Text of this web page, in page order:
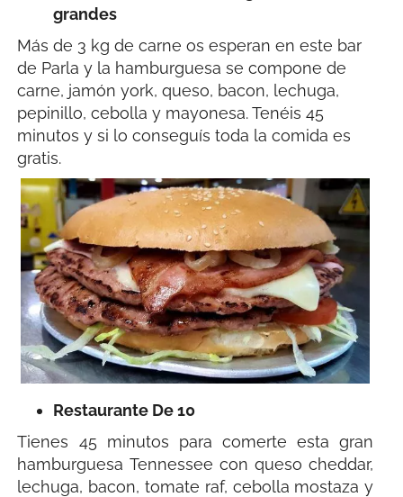
grandes
Más de 3 kg de carne os esperan en este bar
de Parla y la hamburguesa se compone de
carne, jamón york, queso, bacon, lechuga,
pepinillo, cebolla y mayonesa. Tenéis 45
minutos y si lo conseguís toda la comida es
gratis.
Restaurante De 10
Tienes 45 minutos para comerte esta gran
hamburguesa Tennessee con queso cheddar,
lechuga, bacon, tomate raf, cebolla mostaza y